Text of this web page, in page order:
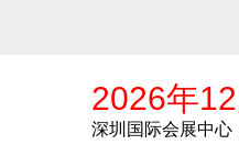
2026年
深圳国际会展中心